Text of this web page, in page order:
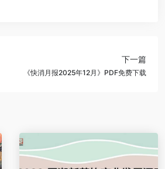
下一篇
《快消月报2025年12月》PDF免费下载